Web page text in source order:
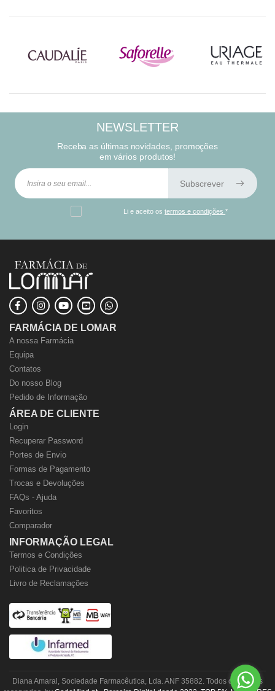
NEWSLETTER
Receba as últimas novidades, promoções
em vários produtos!
Subscrever
Li e aceito ostermos e condições*
FARMÁCIA DE LOMAR
A nossa Farmácia
Equipa
Contatos
Do nosso Blog
Pedido de Informação
ÁREA DE CLIENTE
Login
Recuperar Password
Portes de Envio
Formas de Pagamento
Trocas e Devoluções
FAQs - Ajuda
Favoritos
Comparador
INFORMAÇÃO LEGAL
Termos e Condições
Politica de Privacidade
Livro de Reclamações
Diana Amaral, Sociedade Farmacêutica, Lda. ANF 35882. Todos os direitos